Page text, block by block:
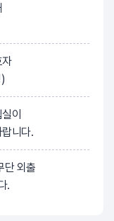
자
이
니다.
단 외출
.